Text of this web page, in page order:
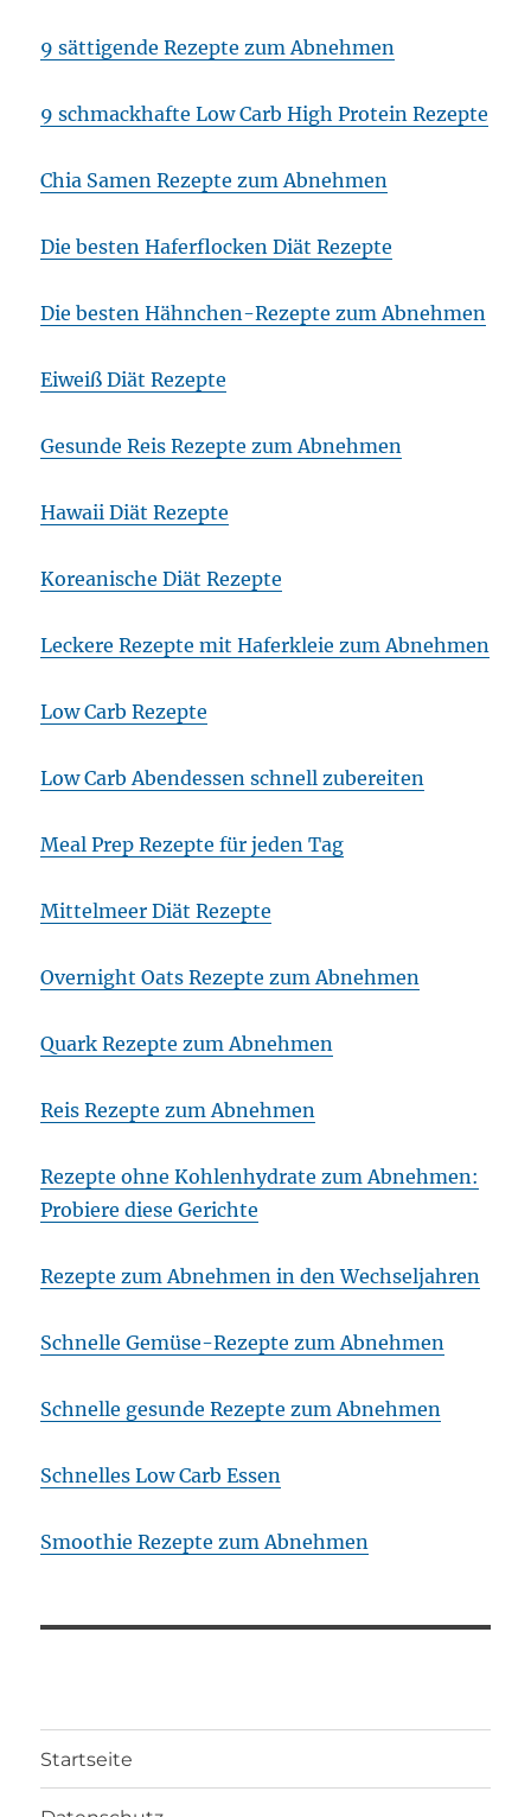
9 sättigende Rezepte zum Abnehmen
9 schmackhafte Low Carb High Protein Rezepte
Chia Samen Rezepte zum Abnehmen
Die besten Haferflocken Diät Rezepte
Die besten Hähnchen-Rezepte zum Abnehmen
Eiweiß Diät Rezepte
Gesunde Reis Rezepte zum Abnehmen
Hawaii Diät Rezepte
Koreanische Diät Rezepte
Leckere Rezepte mit Haferkleie zum Abnehmen
Low Carb Rezepte
Low Carb Abendessen schnell zubereiten
Meal Prep Rezepte für jeden Tag
Mittelmeer Diät Rezepte
Overnight Oats Rezepte zum Abnehmen
Quark Rezepte zum Abnehmen
Reis Rezepte zum Abnehmen
Rezepte ohne Kohlenhydrate zum Abnehmen:
Probiere diese Gerichte
Rezepte zum Abnehmen in den Wechseljahren
Schnelle Gemüse-Rezepte zum Abnehmen
Schnelle gesunde Rezepte zum Abnehmen
Schnelles Low Carb Essen
Smoothie Rezepte zum Abnehmen
Startseite